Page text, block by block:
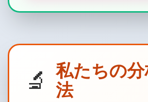
🔬 私たちの
法